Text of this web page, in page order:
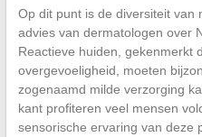
Op dit punt is de diversiteit van
advies van dermatologen over
Reactieve huiden, gekenmerkt
overgevoeligheid, moeten
zogenaamd milde verzorging
kant profiteren veel mensen
sensorische ervaring van deze